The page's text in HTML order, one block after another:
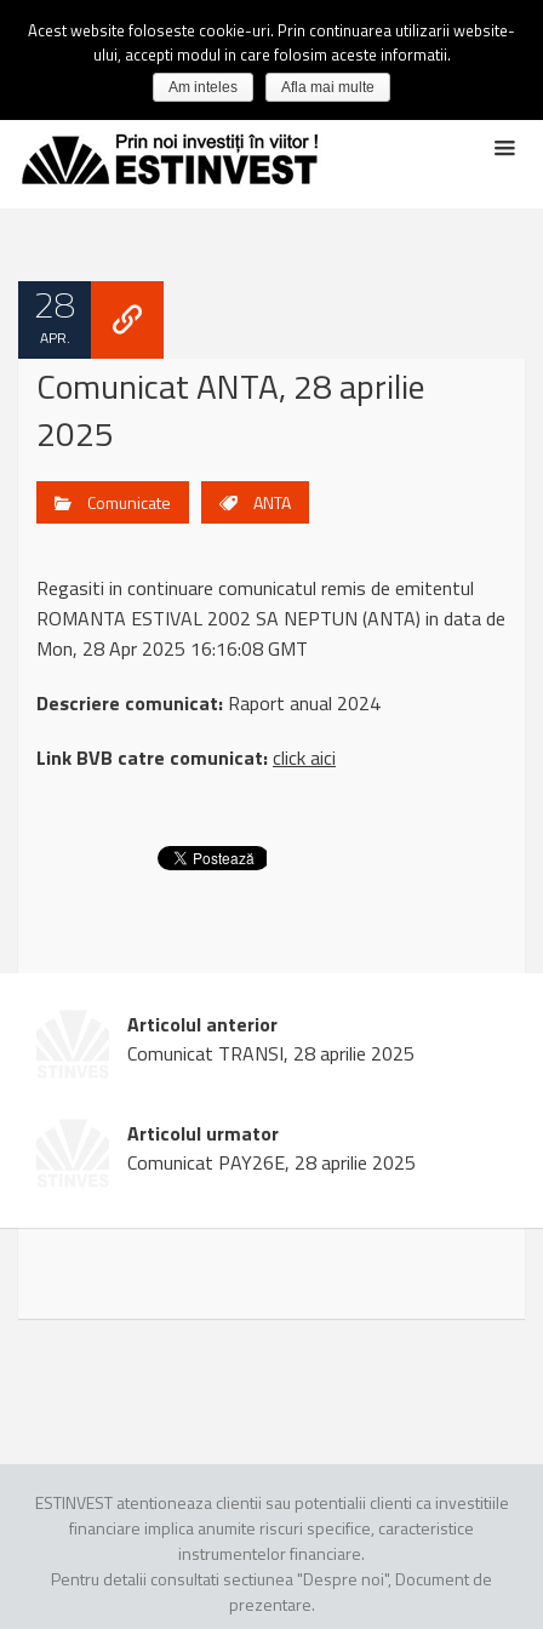
28
APR.
Comunicat ANTA, 28 aprilie
2025
Comunicate ANTA
Regasiti in continuare comunicatul remis de emitentul
ROMANTA ESTIVAL 2002 SA NEPTUN (ANTA) in data de
Mon, 28 Apr 2025 16:16:08 GMT
Descriere comunicat: Raport anual 2024
Link BVB catre comunicat:click aici
Articolul anterior
Comunicat TRANSI, 28 aprilie 2025
Articolul urmator
Comunicat PAY26E, 28 aprilie 2025
ESTINVEST atentioneaza clientii sau potentialii clienti ca investitiile
financiare implica anumite riscuri specifice, caracteristice
instrumentelor financiare.
Pentru detalii consultati sectiunea "Despre noi", Document de
prezentare.
Acest website foloseste cookie-uri. Prin continuarea utilizarii website-
ului, accepti modul in care folosim aceste informatii.
Am inteles Afla mai multe